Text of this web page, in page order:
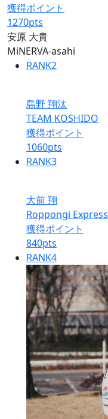
獲得ポイント
1270pts
安原 大貴
MiNERVA-asahi
RANK2
島野 翔汰
TEAM KOSHIDO
獲得ポイント
1060pts
RANK3
大前 翔
Roppongi Express
獲得ポイント
840pts
RANK4